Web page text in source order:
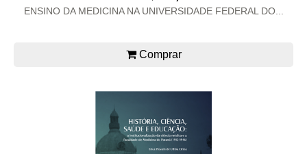
ENSINO DA MEDICINA NA UNIVERSIDADE FEDERAL DO...
Comprar